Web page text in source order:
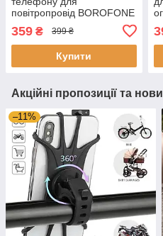
повітропровід BOROFONE
359 ₴ 399 ₴
Купити
Акційні пропозиції та
–11%